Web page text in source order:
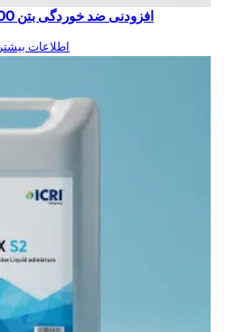
افزودنی ضد خوردگی بتن ECOMIX CN600
اطلاعات بیشتر